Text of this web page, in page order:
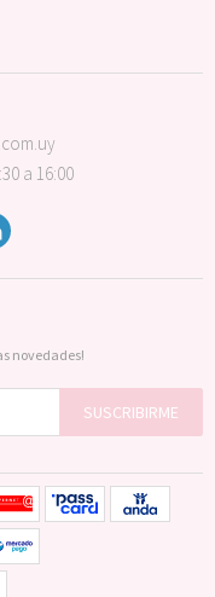
a 16:00
novedades!
SUSCRIBIRME